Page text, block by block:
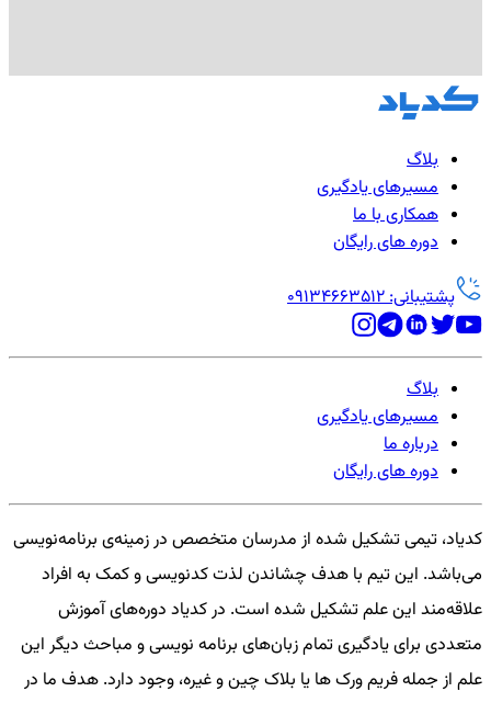
بلاگ
مسیرهای یادگیری
همکاری با ما
دوره های رایگان
پشتیبانی: 09134663512
بلاگ
مسیرهای یادگیری
درباره ما
دوره های رایگان
کدیاد، تیمی تشکیل شده از مدرسان متخصص در زمینه‌ی برنامه‌نویسی
می‌باشد. این تیم با هدف چشاندن لذت کدنویسی و کمک به افراد
علاقه‌مند این علم تشکیل شده است. در کدیاد دوره‌های آموزش
متعددی برای یادگیری تمام زبان‌های برنامه نویسی و مباحث دیگر این
علم از جمله فریم ورک ها یا بلاک چین و غیره، وجود دارد. هدف ما در